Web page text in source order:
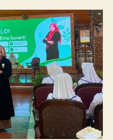
Unissula
Bekali
Mahasiswa
Kebidanan
Blora
Etika
dan
Keterampilan
Public
Speaking